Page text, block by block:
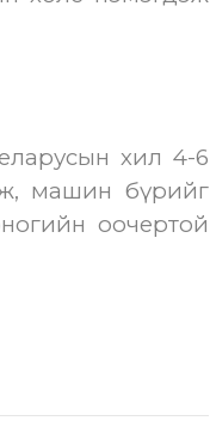
хил 4-6
машин бүрийг
оочертой